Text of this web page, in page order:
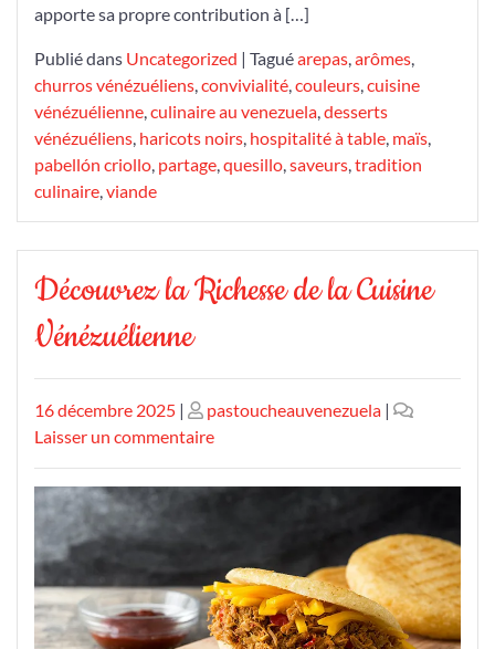
apporte sa propre contribution à […]
Publié dans Uncategorized | Taguéarepas,arômes,
churros vénézuéliens,convivialité,couleurs,cuisine
vénézuélienne,culinaire au venezuela,desserts
vénézuéliens, haricots noirs, hospitalité à table, maïs,
pabellón criollo, partage,quesillo,saveurs,tradition
culinaire,viande
Découvrez la Richesse de la Cuisine
Vénézuélienne
Publié
le
16 décembre 2025 | Publié
le
pastoucheauvenezuela |
Laisser un commentairesur
la
Cuisine
Vénézuélienne